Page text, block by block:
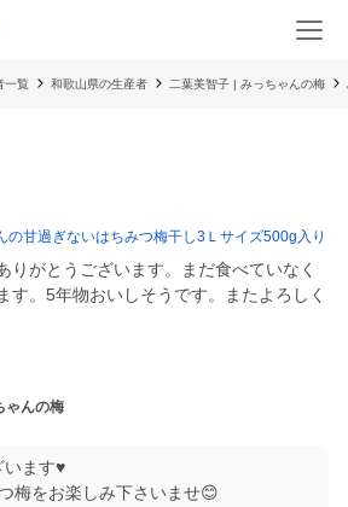
一覧 和歌山県の生産者 二葉美智子 | みっちゃんの梅
甘過ぎないはちみつ梅干し3Ｌサイズ500g入り
りがとうございます。まだ食べていなく
す。5年物おいしそうです。またよろしく
ゃんの梅
います♥
梅をお楽しみ下さいませ😊